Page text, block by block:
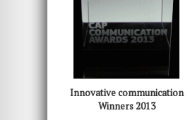
Innovative communication
Winners 2013